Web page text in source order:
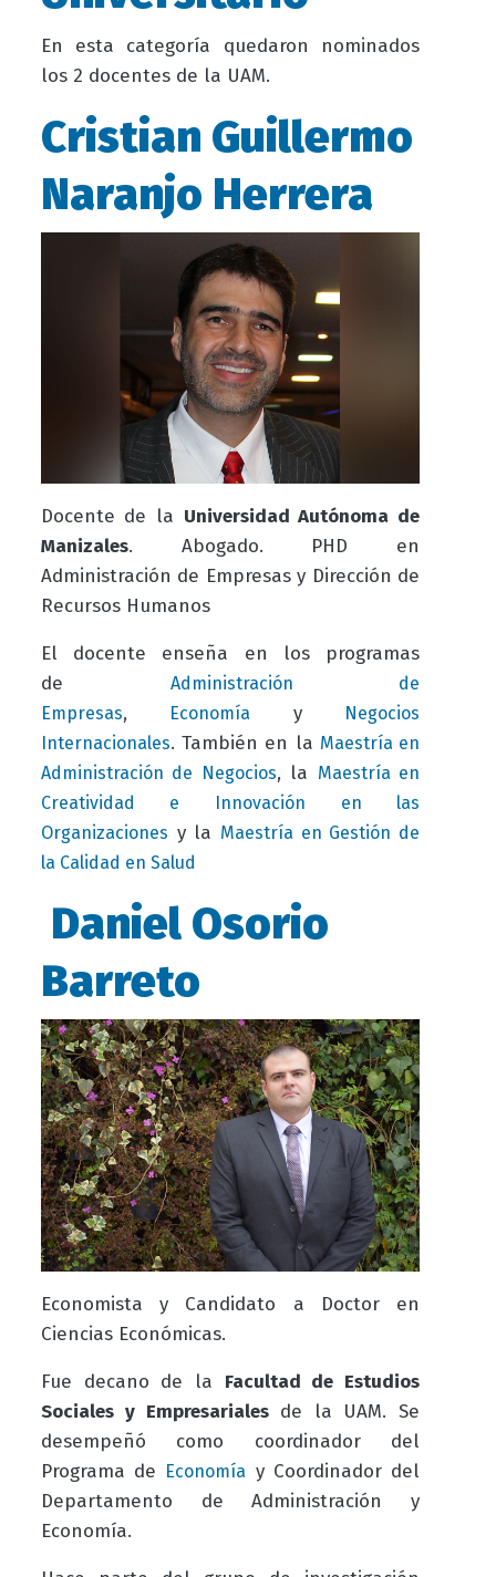
En esta categoría quedaron nominados
los 2 docentes de la UAM.
Cristian Guillermo
Naranjo Herrera
Docente de la Universidad Autónoma de
Manizales. Abogado. PHD en
Administración de Empresas y Dirección de
Recursos Humanos
El docente enseña en los programas
de Administración de
Empresas, Economía y
Negocios
Internacionales. También en la Maestría en
Administración de Negocios, la Maestría en
Creatividad e Innovación en las
Organizaciones y la Maestría en Gestión de
la Calidad en Salud
Daniel Osorio
Barreto
Economista y Candidato a Doctor en
Ciencias Económicas.
Fue decano de la Facultad de Estudios
Sociales y Empresarialesde la UAM. Se
desempeñó como coordinador del
Programa de Economía y Coordinador del
Departamento de Administración y
Economía.